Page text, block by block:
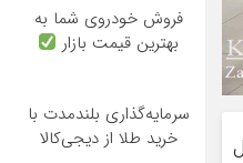
فروش خودروی شما به
بهترین قیمت بازار
سرمایه‌گذاری بلندمدت با
خرید طلا از دیجی‌کالا